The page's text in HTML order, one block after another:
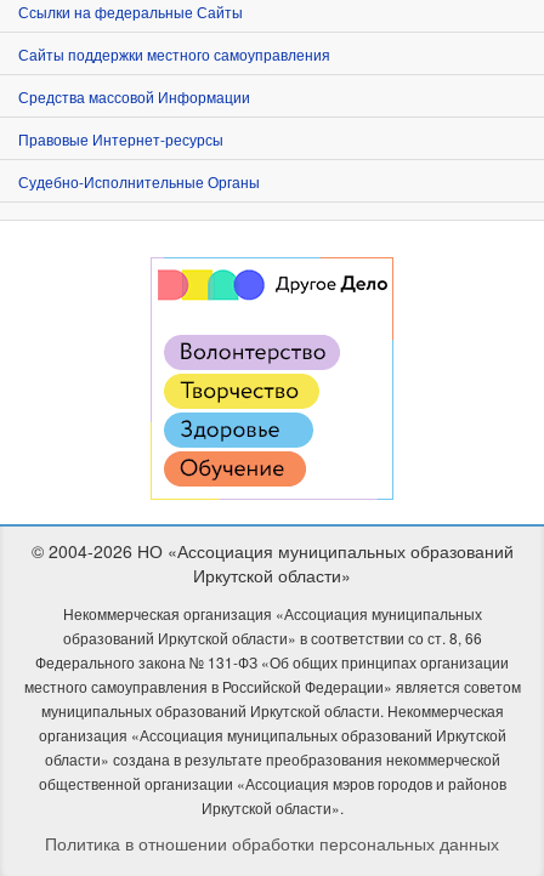
Ссылки на федеральные Сайты
Сайты поддержки местного самоуправления
Средства массовой Информации
Правовые Интернет-ресурсы
Судебно-Исполнительные Органы
© 2004-2026 НО «Ассоциация муниципальных образований
Иркутской области»
Некоммерческая организация «Ассоциация муниципальных
образований Иркутской области» в соответствии со ст. 8, 66
Федерального закона № 131-ФЗ «Об общих принципах организации
местного самоуправления в Российской Федерации» является советом
муниципальных образований Иркутской области. Некоммерческая
организация «Ассоциация муниципальных образований Иркутской
области» создана в результате преобразования некоммерческой
общественной организации «Ассоциация мэров городов и районов
Иркутской области».
Политика в отношении обработки персональных данных